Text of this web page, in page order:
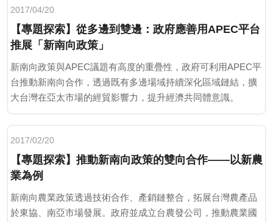
2017/04/20
【專題探索】從多邊到雙邊：政府應善用APEC平台
推展「新南向政策」
新南向政策與APEC議題有高度的重疊性，政府可利用APEC平
台推動新南向合作，透過既有多邊場域持續深化區域鏈結，擴
大台灣在亞太市場的經貿影響力，提升經濟共同體意識。
2017/02/20
【專題探索】推動新南向政策的雙向合作——以新農
業為例
新南向農業政策透過技術合作、產銷鏈整合，拓展台灣農產品
於東協、南亞市場發展。政府並成立台農發公司，推動農業國